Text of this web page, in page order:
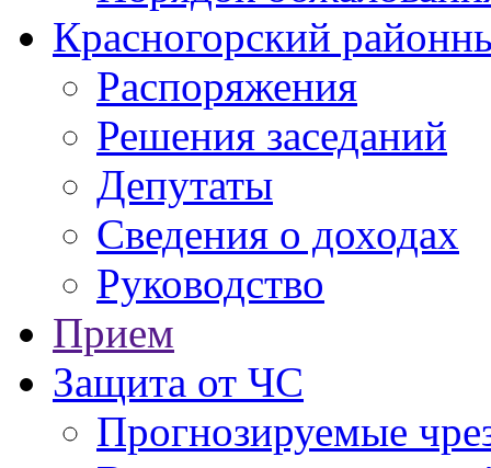
Красногорский
Распоряжения
Решения заседаний
Депутаты
Сведения о доходах
Руководство
Прием
Защита от ЧС
Прогнозируемые